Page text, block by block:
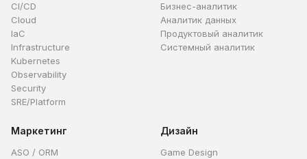
CI/CD
Cloud
IaC
Infrastructure
Kubernetes
Observability
Security
SRE/Platform
Бизнес-аналитик
Аналитик данных
Продуктовый аналитик
Системный аналитик
Маркетинг
ASO / ORM
Дизайн
Game Design